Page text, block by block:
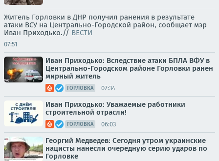
Житель Горловки в ДНР получил ранения в результате
атаки ВСУ на Центрально-Городской район, сообщает мэр
Иван Приходько.// ВЕСТИ
07:51
Иван Приходько: Вследствие атаки БПЛА ВФУ в
Центрально-Городском районе Горловки ранен
мирный житель
ГОРЛОВКА 07:34
Иван Приходько: Уважаемые работники
строительной отрасли!
ГОРЛОВКА 06:03
Георгий Медведев: Сегодня утром украинские
нацисты нанесли очередную серию ударов по
Горловке